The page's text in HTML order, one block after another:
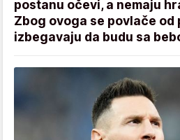
postanu očevi, a nemaju
Zbog ovoga se povlače od
izbegavaju da budu sa